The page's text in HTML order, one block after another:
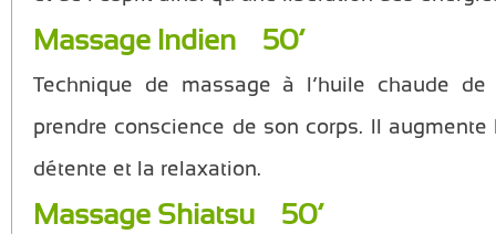
Massage Indien 50’
Technique de massage à l’huile chaude
prendre conscience de son corps. Il
détente et la relaxation.
Massage Shiatsu 50’